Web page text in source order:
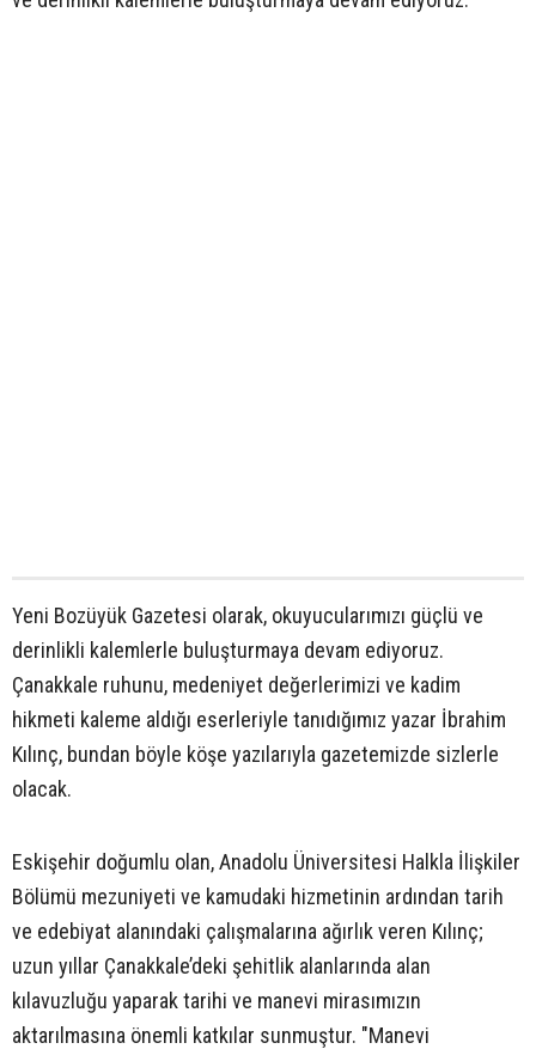
Yeni Bozüyük Gazetesi olarak, okuyucularımızı güçlü ve
derinlikli kalemlerle buluşturmaya devam ediyoruz.
Çanakkale ruhunu, medeniyet değerlerimizi ve kadim
hikmeti kaleme aldığı eserleriyle tanıdığımız yazar İbrahim
Kılınç, bundan böyle köşe yazılarıyla gazetemizde sizlerle
olacak.
Eskişehir doğumlu olan, Anadolu Üniversitesi Halkla İlişkiler
Bölümü mezuniyeti ve kamudaki hizmetinin ardından tarih
ve edebiyat alanındaki çalışmalarına ağırlık veren Kılınç;
uzun yıllar Çanakkale’deki şehitlik alanlarında alan
kılavuzluğu yaparak tarihi ve manevi mirasımızın
aktarılmasına önemli katkılar sunmuştur. "Manevi